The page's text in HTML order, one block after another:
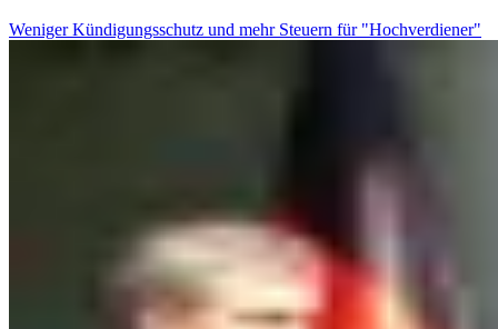
Weniger Kündigungsschutz und mehr Steuern für "Hochverdiener"